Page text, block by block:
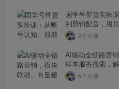
国学号带货实操
到剪辑配音，用
3个月前
AI驱动全链路营
样本服务搜索，
6个月前